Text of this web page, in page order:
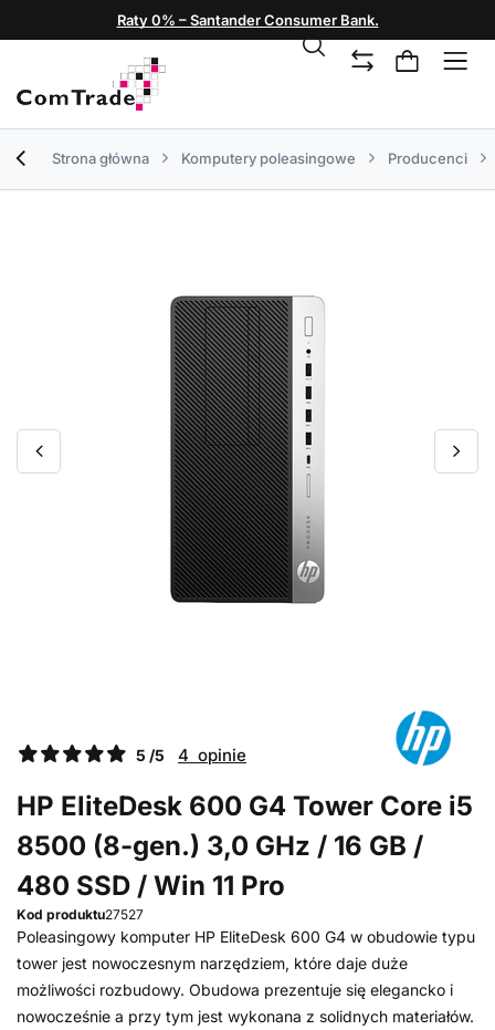
Raty 0% – Santander Consumer Bank.
Strona główna Komputery poleasingowe Producenci
5 /5 4 opinie
HP EliteDesk 600 G4 Tower Core i5
8500 (8-gen.) 3,0 GHz / 16 GB /
480 SSD / Win 11 Pro
Kod produktu27527
Poleasingowy komputer HP EliteDesk 600 G4 w obudowie typu
tower jest nowoczesnym narzędziem, które daje duże
możliwości rozbudowy. Obudowa prezentuje się elegancko i
nowocześnie a przy tym jest wykonana z solidnych materiałów.